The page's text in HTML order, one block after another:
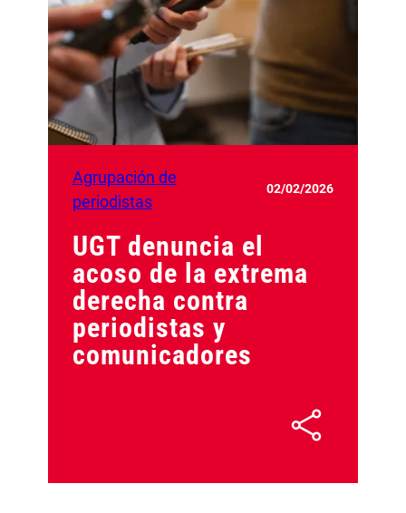
Agrupación de
periodistas
02/02/2026
UGT denuncia el
acoso de la extrema
derecha contra
periodistas y
comunicadores